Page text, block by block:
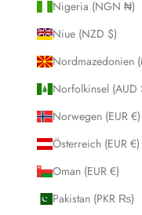
Nigeria (NGN ₦)
Niue (NZD $)
Nordmazedonien
Norfolkinsel (AUD
Norwegen (EUR €)
Österreich (EUR €)
Oman (EUR €)
Pakistan (PKR ₨)